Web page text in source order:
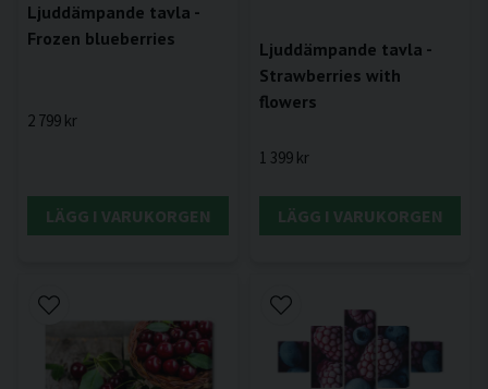
Ljuddämpande tavla -
Frozen blueberries
2 799 kr
LÄGG I VARUKORGEN
Ljuddämpande tavla -
Strawberries with
flowers
1 399 kr
LÄGG I VARUKORGEN